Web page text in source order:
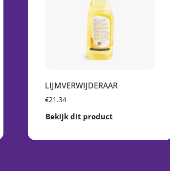
LIJMVERWIJDERAAR
€21.34
Bekijk dit product